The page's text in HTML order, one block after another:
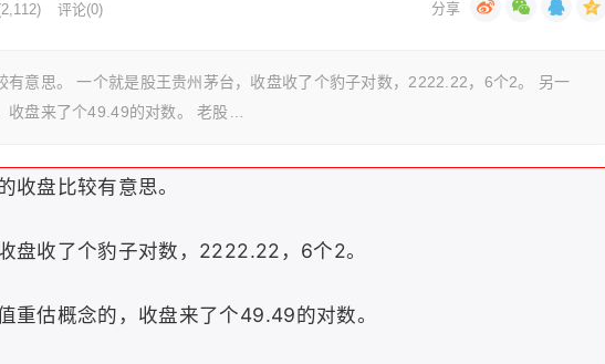
评论(0)
有意思。 一个就是股王贵州茅台，收盘收了个豹子对数，2222.22，6个2。 另一
收盘来了个49.49的对数。 老股…
收盘比较有意思。
盘收了个豹子对数，2222.22，6个2。
重估概念的，收盘来了个49.49的对数。